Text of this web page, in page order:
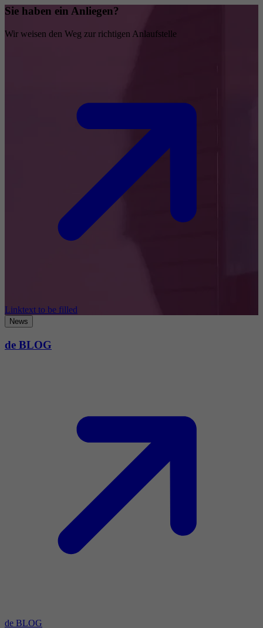
Sie haben ein Anliegen?
Wir weisen den Weg zur richtigen Anlaufstelle
Linktext to be filled
News
de BLOG
de BLOG